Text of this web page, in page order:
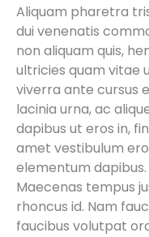
Aliquam pharetra
dui venenatis
non aliquam quis,
ultricies quam vitae
viverra ante cursus
lacinia urna, ac
dapibus ut eros in,
amet vestibulum
elementum dapibus.
Maecenas tempus
rhoncus id. Nam
faucibus volutpat